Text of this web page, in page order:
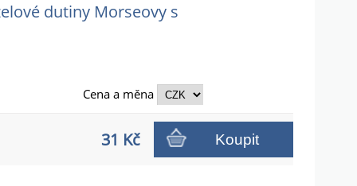
dutiny Morseovy s
Cena a měna
31 Kč Koupit